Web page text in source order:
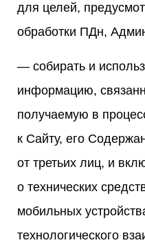
для целей,
обработки ПДн,
— собирать и
информацию,
получаемую в
к Сайту, его
от третьих лиц, и
о технических
мобильных
технологического